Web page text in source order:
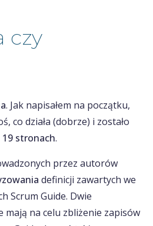
czy
. Jak napisałem na początku,
co działa (dobrze) i zostało
19 stronach.
przez autorów
definicji zawartych we
Scrum Guide. Dwie
mają na celu zbliżenie zapisów